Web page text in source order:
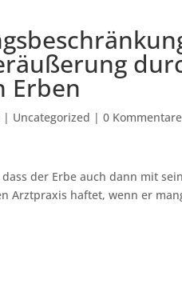
Erben
| Uncategorized |0 Kommentare
der Erbe auch dann mit
Arztpraxis haftet, wenn er